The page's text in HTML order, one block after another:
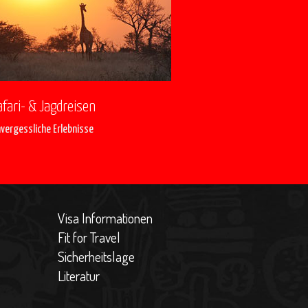
& Jagdreisen
Erlebnisse
Visa Informationen
Fit for Travel
Sicherheitslage
Literatur